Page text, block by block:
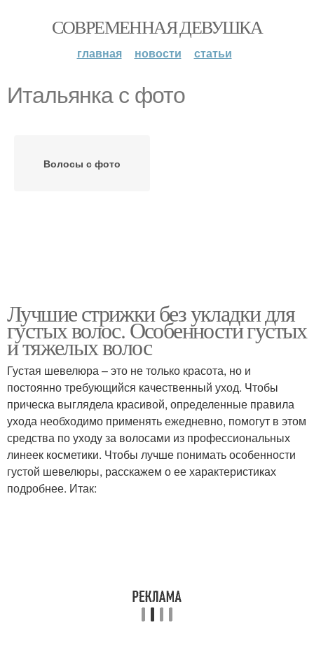
СОВРЕМЕННАЯ ДЕВУШКА
главная новости статьи
Итальянка с фото
Волосы с фото
Лучшие стрижки без укладки для
густых волос. Особенности густых
и тяжелых волос
Густая шевелюра – это не только красота, но и
постоянно требующийся качественный уход. Чтобы
прическа выглядела красивой, определенные правила
ухода необходимо применять ежедневно, помогут в этом
средства по уходу за волосами из профессиональных
линеек косметики. Чтобы лучше понимать особенности
густой шевелюры, расскажем о ее характеристиках
подробнее. Итак: